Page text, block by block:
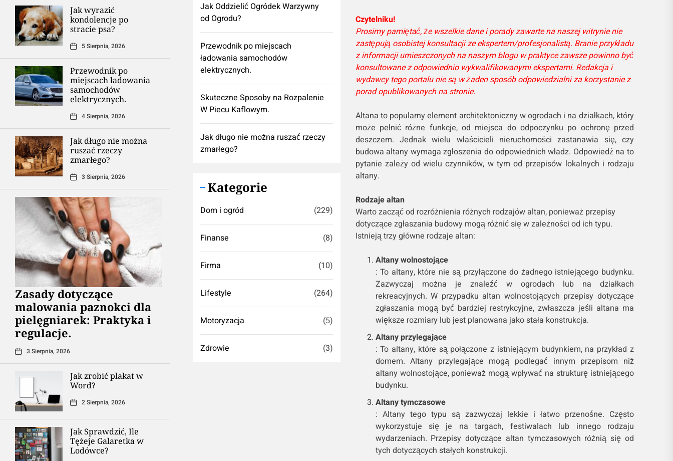
Jak wyrazić
kondolencje po
stracie psa?
5 Sierpnia, 2026
Przewodnik po
miejscach ładowania
samochodów
elektrycznych.
4 Sierpnia, 2026
Jak długo nie można
ruszać rzeczy
zmarłego?
3 Sierpnia, 2026
Zasady dotyczące
malowania paznokci dla
pielęgniarek: Praktyka i
regulacje.
3 Sierpnia, 2026
Jak zrobić plakat w
Word?
2 Sierpnia, 2026
Jak Sprawdzić, Ile
Tężeje Galaretka w
Lodówce?
Czytelniku!
Prosimy pamiętać, że wszelkie dane i porady zawarte na naszej witrynie nie
zastępują osobistej konsultacji ze ekspertem/profesjonalistą. Branie przykładu
z informacji umieszczonych na naszym blogu w praktyce zawsze powinno być
konsultowane z odpowiednio wykwalifikowanymi ekspertami. Redakcja i
wydawcy tego portalu nie są w żaden sposób odpowiedzialni za korzystanie z
porad opublikowanych na stronie.
Altana to popularny element architektoniczny w ogrodach i na działkach, który
może pełnić różne funkcje, od miejsca do odpoczynku po ochronę przed
deszczem. Jednak wielu właścicieli nieruchomości zastanawia się, czy
budowa altany wymaga zgłoszenia do odpowiednich władz. Odpowiedź na to
pytanie zależy od wielu czynników, w tym od przepisów lokalnych i rodzaju
altany.
Rodzaje altan
Warto zacząć od rozróżnienia różnych rodzajów altan, ponieważ przepisy
dotyczące zgłaszania budowy mogą różnić się w zależności od ich typu.
Istnieją trzy główne rodzaje altan:
Altany wolnostojące
: To altany, które nie są przyłączone do żadnego istniejącego budynku.
Zazwyczaj można je znaleźć w ogrodach lub na działkach
rekreacyjnych. W przypadku altan wolnostojących przepisy dotyczące
zgłaszania mogą być bardziej restrykcyjne, zwłaszcza jeśli altana ma
większe rozmiary lub jest planowana jako stała konstrukcja.
Altany przylegające
: To altany, które są połączone z istniejącym budynkiem, na przykład z
domem. Altany przylegające mogą podlegać innym przepisom niż
altany wolnostojące, ponieważ mogą wpływać na strukturę istniejącego
budynku.
Altany tymczasowe
: Altany tego typu są zazwyczaj lekkie i łatwo przenośne. Często
wykorzystuje się je na targach, festiwalach lub innego rodzaju
wydarzeniach. Przepisy dotyczące altan tymczasowych różnią się od
tych dotyczących stałych konstrukcji.
Jak Oddzielić Ogródek Warzywny
od Ogrodu?
Przewodnik po miejscach
ładowania samochodów
elektrycznych.
Skuteczne Sposoby na Rozpalenie
W Piecu Kaflowym.
Jak długo nie można ruszać rzeczy
zmarłego?
Kategorie
Dom i ogród (229)
Finanse (8)
Firma (10)
Lifestyle (264)
Motoryzacja (5)
Zdrowie (3)